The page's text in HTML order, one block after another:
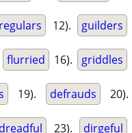
regulars 12). guilders
flurried 16). griddles
19). defrauds 20).
dreadful 23). dirgeful